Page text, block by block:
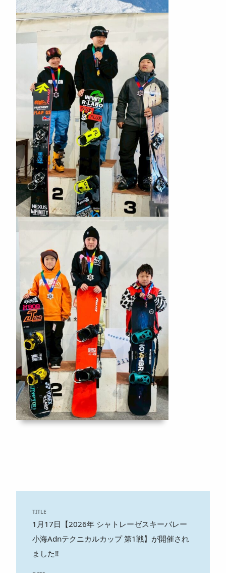
TITLE
1月17日【2026年 シャトレーゼスキーバレー
小海Adnテクニカルカップ 第1戦】が開催され
ました‼️